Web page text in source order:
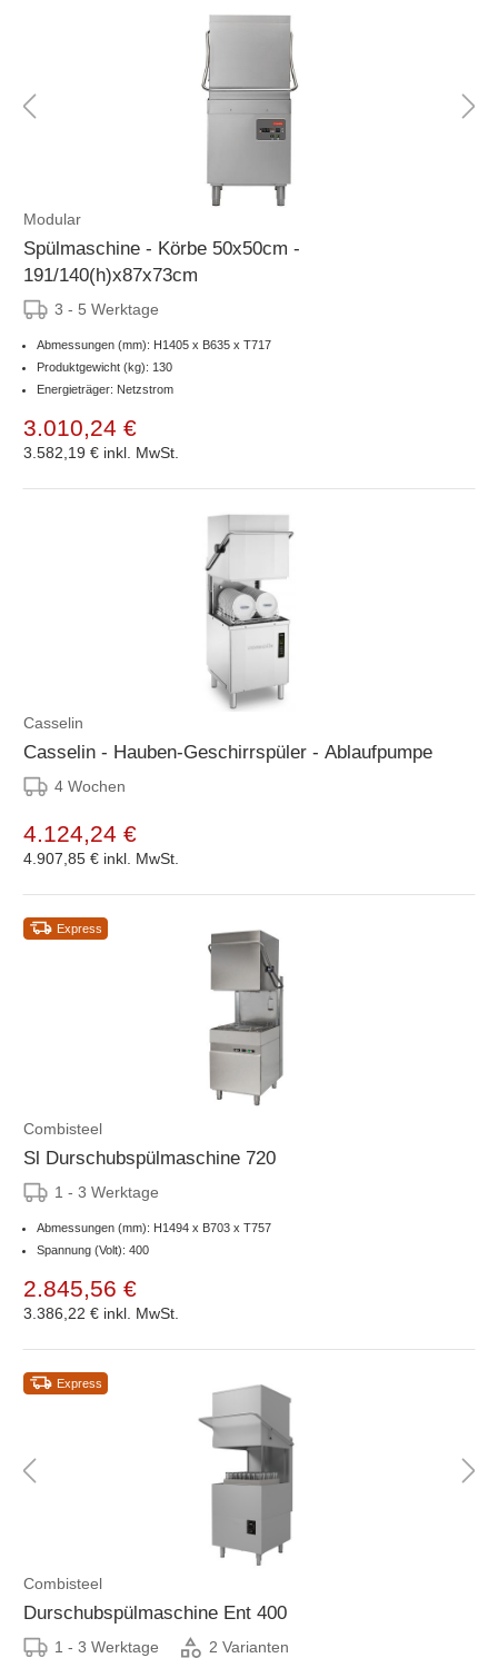
Modular
Spülmaschine - Körbe 50x50cm -
191/140(h)x87x73cm
3 - 5 Werktage
Abmessungen (mm): H1405 x B635 x T717
Produktgewicht (kg): 130
Energieträger: Netzstrom
3.010,24 €
3.582,19 € inkl. MwSt.
Casselin
Casselin - Hauben-Geschirrspüler - Ablaufpumpe
4 Wochen
4.124,24 €
4.907,85 € inkl. MwSt.
Express
Combisteel
Sl Durschubspülmaschine 720
1 - 3 Werktage
Abmessungen (mm): H1494 x B703 x T757
Spannung (Volt): 400
2.845,56 €
3.386,22 € inkl. MwSt.
Express
Combisteel
Durschubspülmaschine Ent 400
1 - 3 Werktage 2 Varianten